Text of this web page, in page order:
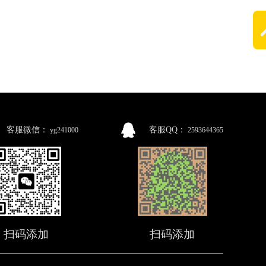
客服微信： yg241000
扫码添加
客服QQ： 2593644365
扫码添加